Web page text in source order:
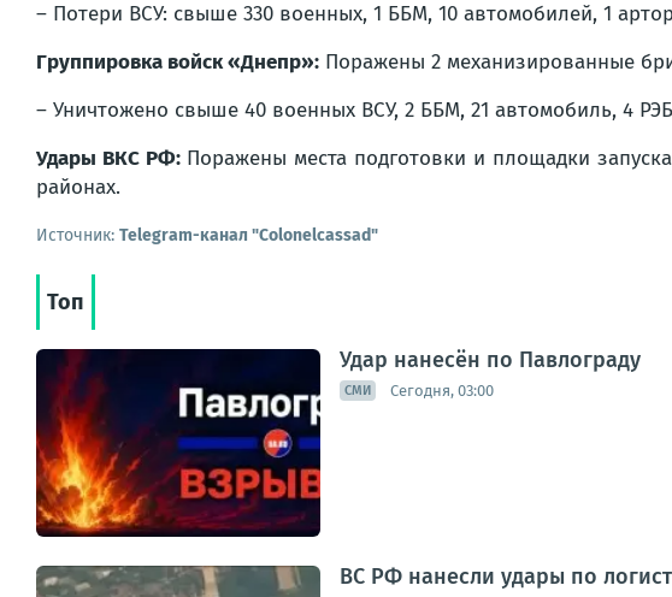
– Потери ВСУ: свыше 330 военных, 1 ББМ, 10 автомобилей, 1
Группировка войск «Днепр»: Поражены 2 механизированные
– Уничтожено свыше 40 военных ВСУ, 2 ББМ, 21 автомобиль, 4
Удары ВКС РФ: Поражены места подготовки и площадки
районах.
Источник: Telegram-канал "Colonelcassad"
Топ
Удар нанесён по Павлограду
СМИ Сегодня, 03:00
ВС РФ нанесли удары по